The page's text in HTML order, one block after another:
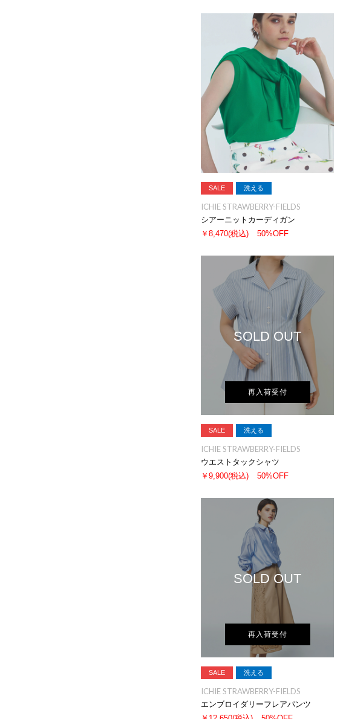
SALE 洗える
ICHIE STRAWBERRY-FIELDS
シアーニットカーディガン
￥8,470(税込) 50%OFF
SOLD OUT
再入荷受付
SALE 洗える
ICHIE STRAWBERRY-FIELDS
ウエストタックシャツ
￥9,900(税込) 50%OFF
SOLD OUT
再入荷受付
SALE 洗える
ICHIE STRAWBERRY-FIELDS
エンブロイダリーフレアパンツ